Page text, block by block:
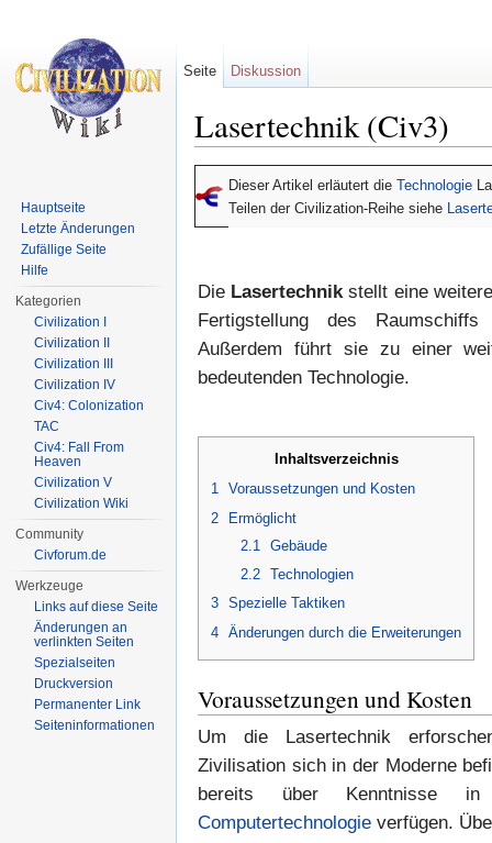
Lasertechnik (Civ3)
Dieser Artikel erläutert die Technologie
Teilen der Civilization-Reihe siehe
Die Lasertechnikstellt eine
Fertigstellung des
Außerdem führt sie zu einer
bedeutenden Technologie.
Inhaltsverzeichnis
1 Voraussetzungen und Kosten
2
Ermöglicht
2.1
Gebäude
2.2
Technologien
3 Spezielle Taktiken
4 Änderungen durch die Erweiterungen
Voraussetzungen und Kosten
Um die Lasertechnik
Zivilisation sich in der Moderne
bereits über Kenntnisse
Computertechnologie verfügen.
Seite Diskussion
Hauptseite
Letzte Änderungen
Zufällige Seite
Hilfe
Kategorien
Civilization I
Civilization II
Civilization III
Civilization IV
Civ4: Colonization
TAC
Civ4: Fall From
Heaven
Civilization V
Civilization Wiki
Community
Civforum.de
Werkzeuge
Links auf diese Seite
Änderungen an
verlinkten Seiten
Spezialseiten
Druckversion
Permanenter Link
Seiten­informationen